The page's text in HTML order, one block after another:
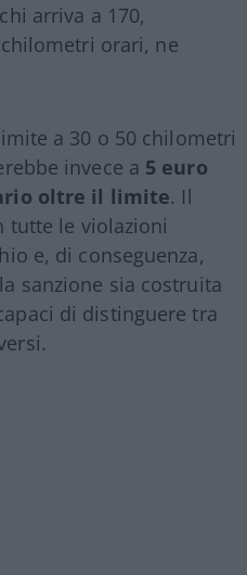
arriva a 170,
orari, ne
a 30 o 50 chilometri
invece a 5 euro
oltre il limite. Il
tutte le violazioni
e, di conseguenza,
sanzione sia costruita
di distinguere tra